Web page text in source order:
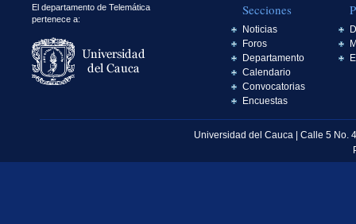
El departamento de Telemática
pertenece a:
Secciones
Noticias
Foros
Departamento
Calendario
Convocatorias
Encuestas
Universidad del Cauca | Calle 5 No.